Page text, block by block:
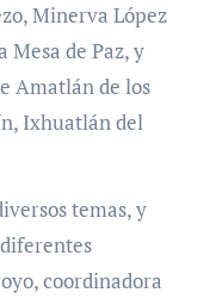
Minerva López
de Paz, y
Amatlán de los
Ixhuatlán del
temas, y
coordinadora